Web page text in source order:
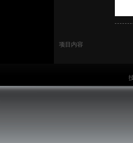
项目内容